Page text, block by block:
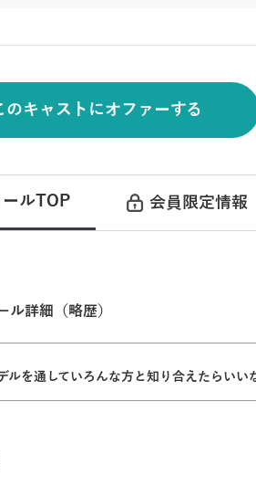
のキャストにオファーする
ールTOP 会員限定情報
ル詳細（略歴）
ルを通していろんな方と知り合えたらい